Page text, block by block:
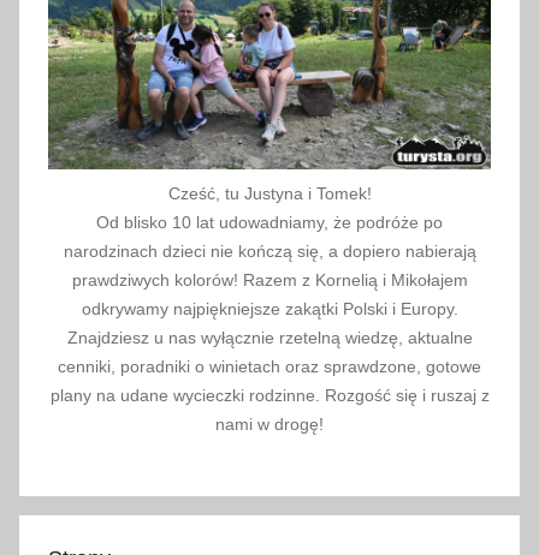
Cześć, tu Justyna i Tomek!
Od blisko 10 lat udowadniamy, że podróże po
narodzinach dzieci nie kończą się, a dopiero nabierają
prawdziwych kolorów! Razem z Kornelią i Mikołajem
odkrywamy najpiękniejsze zakątki Polski i Europy.
Znajdziesz u nas wyłącznie rzetelną wiedzę, aktualne
cenniki, poradniki o winietach oraz sprawdzone, gotowe
plany na udane wycieczki rodzinne. Rozgość się i ruszaj z
nami w drogę!